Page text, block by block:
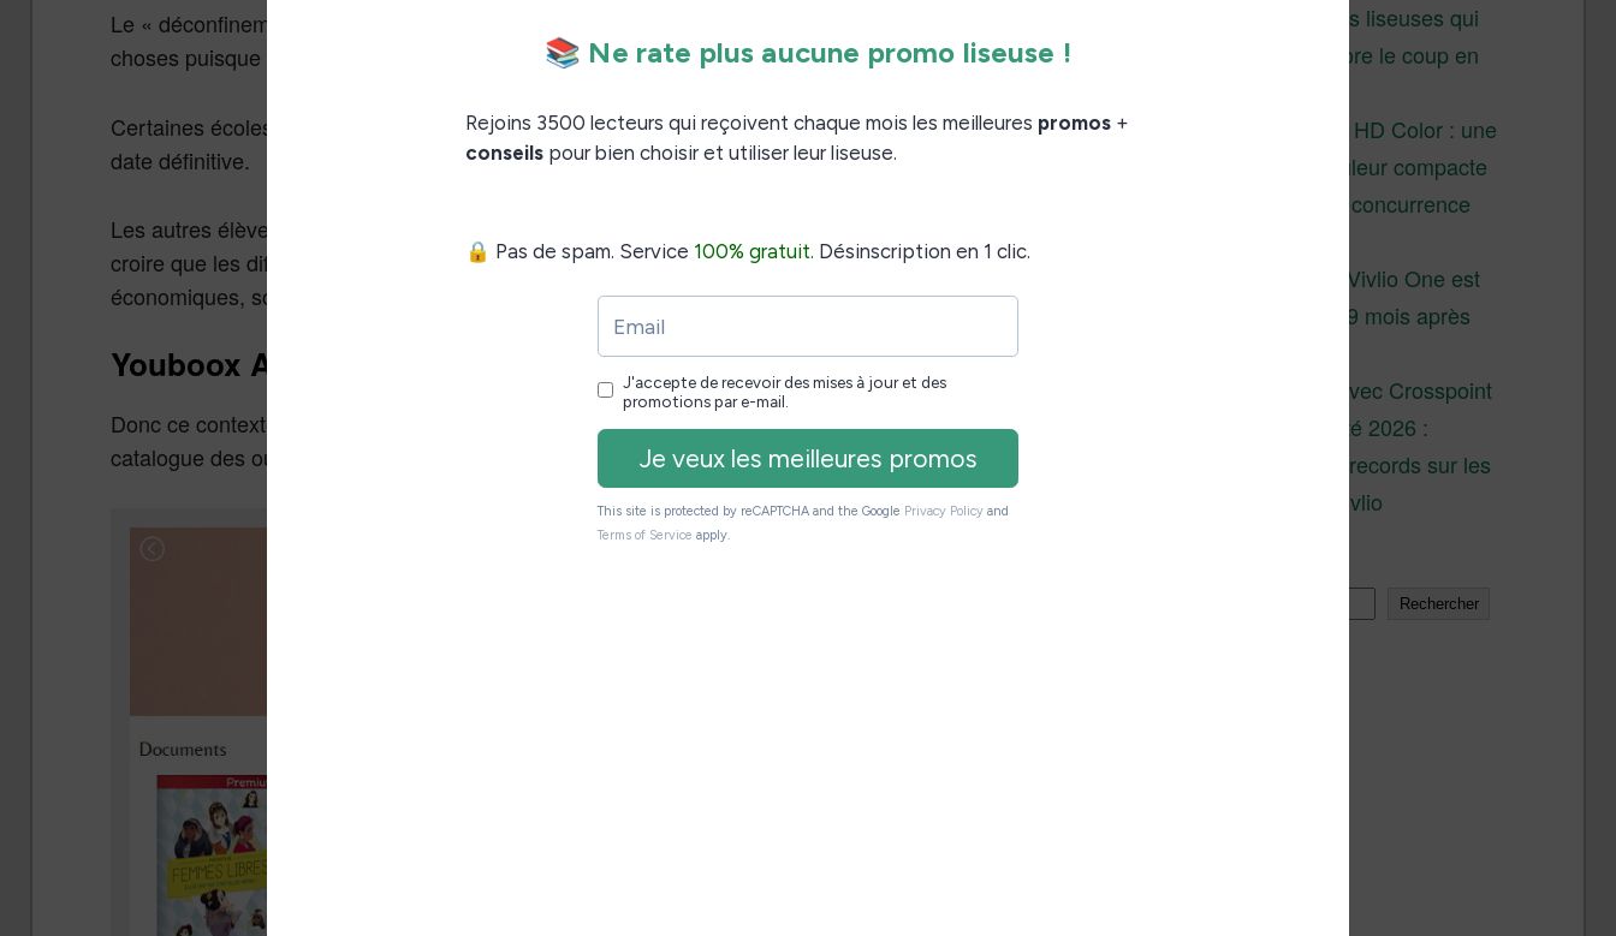
Le « déconfinement », qui débutera ce lundi 11 mai 2020 n’arrange que très superficiellement les
choses puisque seuls les élèves de grande section, CP et CM2 auront l’autorisation de rentrer.
Certaines écoles ont même reculé la rentrée au 18 mai sans indiquer qu’il s’agissait bien là d’une
date définitive.
Les autres élèves du collège, lycée, CE1, CE2 et CM1 n’ont pas encore de date. Tout porte à
croire que les difficultés sanitaires traversées par le pays seront donc suivies de difficultés
économiques, sociales et scolaires.
Youboox Académie
Donc ce contexte, les acteurs privés s’organisent pour aider les élèves et Youboox a ajouté à son
catalogue des ouvrages destinés à aider les élèves à apprendre et éviter un décrochement.
3 anciennes liseuses qui
valent encore le coup en
Vivlio Light HD Color : une
liseuse couleur compacte
à prix défiant toute concurrence
La liseuse Vivlio One est
un succès 9 mois après
XTEINK X4 : test avec Crosspoint
Soldes d’été 2026 :
réductions records sur les
liseuses Kobo et Vivlio
Rechercher